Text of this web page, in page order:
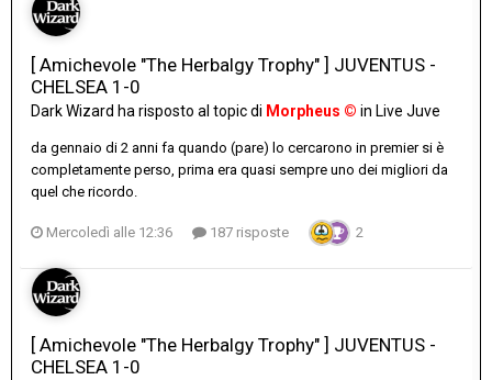
[ Amichevole "The Herbalgy Trophy" ] JUVENTUS -
CHELSEA 1-0
Dark Wizard ha risposto al topic di Morpheus © in Live Juve
da gennaio di 2 anni fa quando (pare) lo cercarono in premier si è
completamente perso, prima era quasi sempre uno dei migliori da
quel che ricordo.
Mercoledì alle 12:36 187 risposte 2
[ Amichevole "The Herbalgy Trophy" ] JUVENTUS -
CHELSEA 1-0